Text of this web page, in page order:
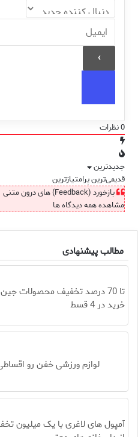
0نظرات
جدیدترین
قدیمی‌ترینپرامتیازترین
بازخورد (Feedback) های درون متنی
مشاهده همه دیدگاه ها
مطالب پیشنهادی
تا 70 درصد تخفیف محصولات
خرید در 4 قسط
لوازم ورزشی خفن رو
آمپول های لاغری با یک میلیون